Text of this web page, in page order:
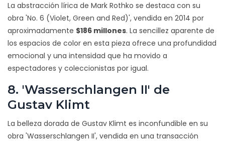
La abstracción lírica de Mark Rothko se destaca con su
obra 'No. 6 (Violet, Green and Red)', vendida en 2014 por
aproximadamente $186 millones. La sencillez aparente de
los espacios de color en esta pieza ofrece una profundidad
emocional y una intensidad que ha movido a
espectadores y coleccionistas por igual.
8. 'Wasserschlangen II' de
Gustav Klimt
La belleza dorada de Gustav Klimt es inconfundible en su
obra 'Wasserschlangen II', vendida en una transacción